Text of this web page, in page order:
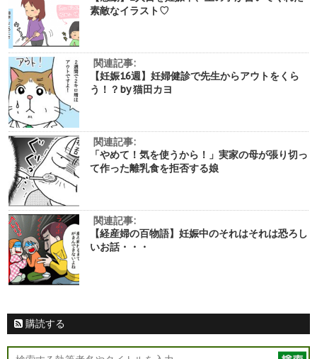
素敵なイラスト♡
関連記事:
【妊娠16週】妊婦健診で先生からアウトをくら
う！？by 猫田カヨ
関連記事:
「やめて！気を使うから！」実家の母が張り切っ
て作った離乳食を拒否する娘
関連記事:
【経産婦の百物語】妊娠中のそれはそれは恐ろし
いお話・・・
購読する